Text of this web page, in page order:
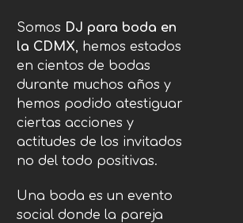
Somos DJ para boda en
la CDMX, hemos estados
en cientos de bodas
durante muchos años y
hemos podido atestiguar
ciertas acciones y
actitudes de los invitados
no del todo positivas.
Una boda es un evento
social donde la pareja